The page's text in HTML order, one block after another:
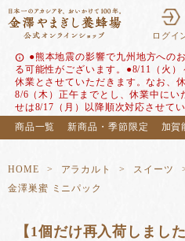
ログイ
info ●熊本地震の影響で九州地方への
る可能性がございます。●8/11（火
休業とさせていただきます。なお、
8/6（木）正午までとし、休業中にい
せは8/17（月）以降順次対応させてい
商品一覧
新商品・季節限定 加賀
HOME アラカルト
スイーツ
金澤巣蜜 ミニパック
【1個だけ再入荷しまし